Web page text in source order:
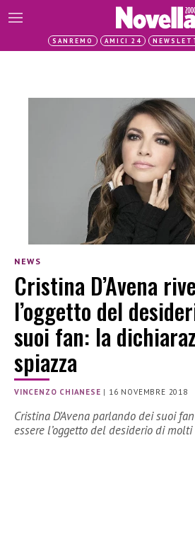
SANREMO AMICI 24
NEWS
Cristina D’Avena
l’oggetto del
suoi fan: la
spiazza
VINCENZO CHIANESE | 16 NOVEMBRE 2018
Cristina D’Avena parlando dei suoi
essere l’oggetto del desiderio di